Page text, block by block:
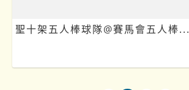
聖十架五人棒球隊@賽馬會五人棒...